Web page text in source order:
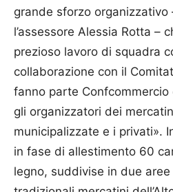
grande sforzo organizzativo
l’assessore Alessia Rotta –
prezioso lavoro di squadra
collaborazione con il
fanno parte
gli organizzatori dei
municipalizzate e i privati».
in fase di allestimento 60
legno, suddivise in due